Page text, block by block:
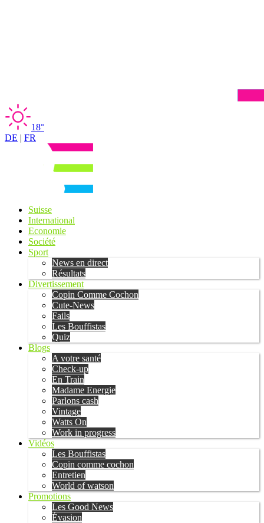
18°
DE | FR
Suisse
International
Economie
Société
Sport
News en direct
Résultats
Divertissement
Copin Comme Cochon
Cute-News
Fails
Les Bouffistas
Quiz
Blogs
A votre santé
Check-up
En Train
Madame Energie
Parlons cash
Vintage
Watts On
Work in progress
Vidéos
Les Bouffistas
Copin comme cochon
Entretien
World of watson
Promotions
Les Good News
Évasion